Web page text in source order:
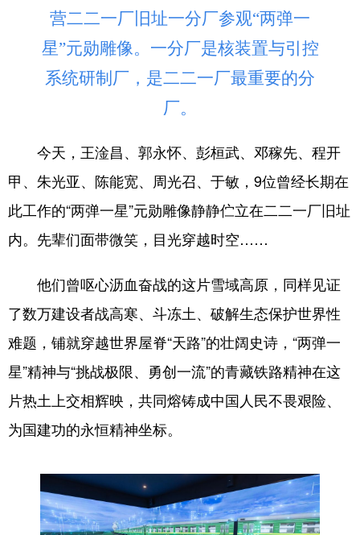
营二二一厂旧址一分厂参观“两弹一
星”元勋雕像。一分厂是核装置与引控
系统研制厂，是二二一厂最重要的分
厂。
今天，王淦昌、郭永怀、彭桓武、邓稼先、程开
甲、朱光亚、陈能宽、周光召、于敏，9位曾经长期在
此工作的“两弹一星”元勋雕像静静伫立在二二一厂旧址
内。先辈们面带微笑，目光穿越时空……
他们曾呕心沥血奋战的这片雪域高原，同样见证
了数万建设者战高寒、斗冻土、破解生态保护世界性
难题，铺就穿越世界屋脊“天路”的壮阔史诗，“两弹一
星”精神与“挑战极限、勇创一流”的青藏铁路精神在这
片热土上交相辉映，共同熔铸成中国人民不畏艰险、
为国建功的永恒精神坐标。